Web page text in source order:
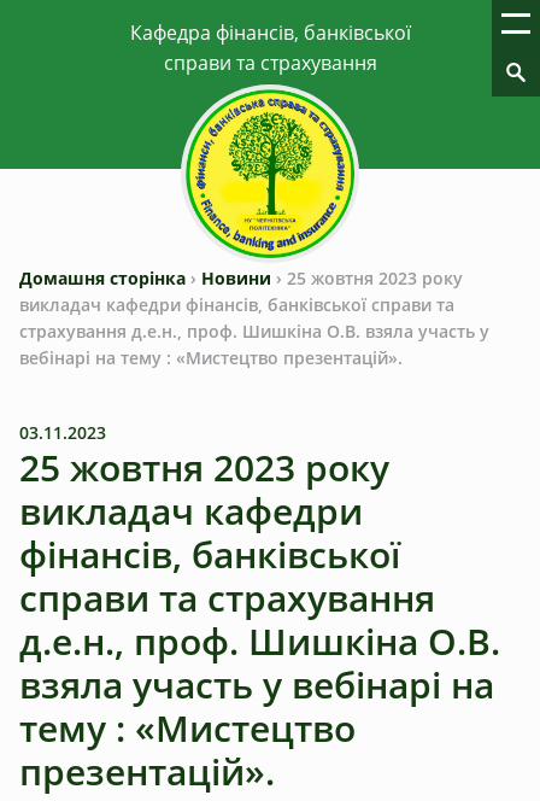
Домашня сторінка › Новини › 25 жовтня 2023 року
викладач кафедри фінансів, банківської справи та
страхування д.е.н., проф. Шишкіна О.В. взяла участь у
вебінарі на тему : «Мистецтво презентацій».
03.11.2023
25 жовтня 2023 року
викладач кафедри
фінансів, банківської
справи та страхування
д.е.н., проф. Шишкіна О.В.
взяла участь у вебінарі на
тему : «Мистецтво
презентацій».